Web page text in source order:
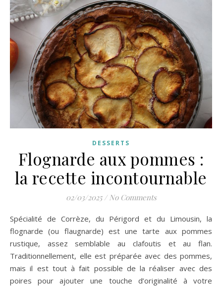
DESSERTS
Flognarde aux pommes :
la recette incontournable
02/03/2025 / No Comments
Spécialité de Corrèze, du Périgord et du Limousin, la
flognarde (ou flaugnarde) est une tarte aux pommes
rustique, assez semblable au clafoutis et au flan.
Traditionnellement, elle est préparée avec des pommes,
mais il est tout à fait possible de la réaliser avec des
poires pour ajouter une touche d’originalité à votre